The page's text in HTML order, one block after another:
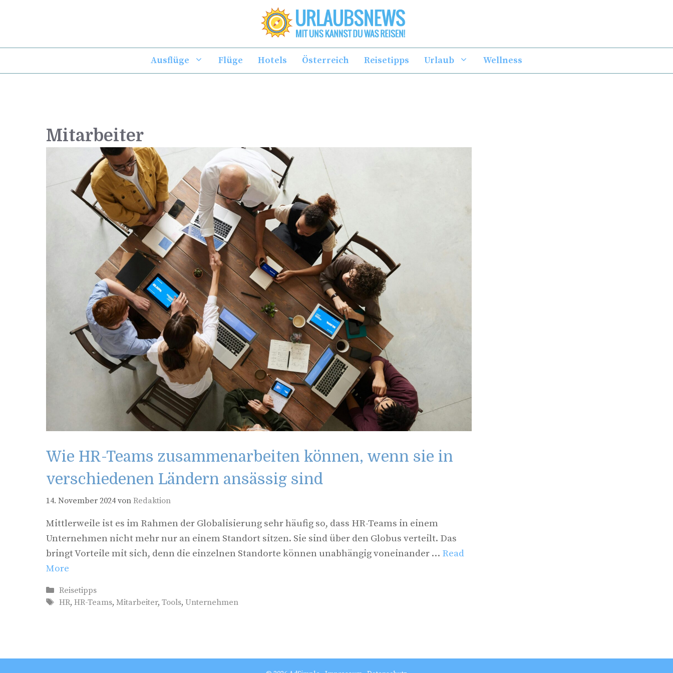
Ausflüge Flüge Hotels Österreich Reisetipps Urlaub Wellness
Mitarbeiter
Wie HR-Teams zusammenarbeiten können, wenn sie in
verschiedenen Ländern ansässig sind
14. November 2024 von Redaktion
Mittlerweile ist es im Rahmen der Globalisierung sehr häufig so, dass HR-Teams in einem
Unternehmen nicht mehr nur an einem Standort sitzen. Sie sind über den Globus verteilt. Das
bringt Vorteile mit sich, denn die einzelnen Standorte können unabhängig voneinander … Read
More
Kategorien
Reisetipps
Schlagwörter
HR, HR-Teams, Mitarbeiter, Tools, Unternehmen